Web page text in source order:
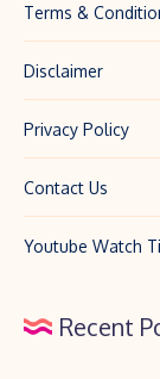
Terms &
Disclaimer
Privacy Policy
Contact Us
Youtube Watch
Recent